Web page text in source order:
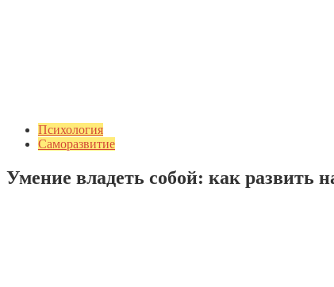
Психология
Саморазвитие
Умение владеть собой: как развить